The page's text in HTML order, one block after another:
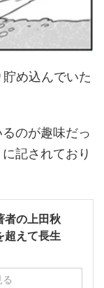
め込んでいた
のが趣味だっ
記されており
者の上田秋
超えて長生